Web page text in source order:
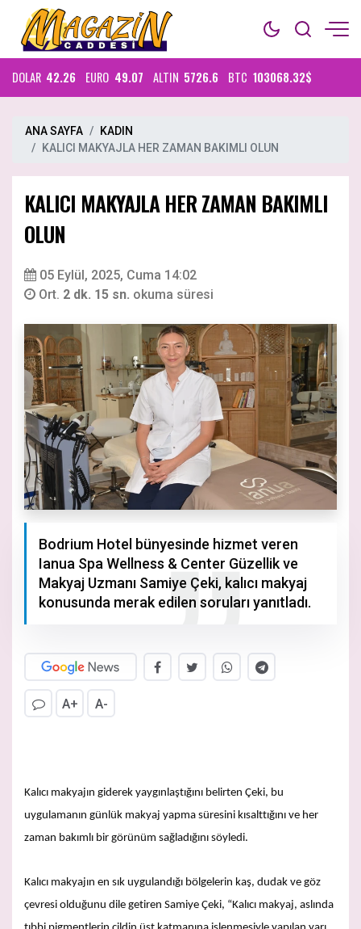
DOLAR 42.26 EURO 49.07 ALTIN 5726.6 BTC 103068.32$
ANA SAYFA
KADIN
KALICI MAKYAJLA HER ZAMAN BAKIMLI OLUN
KALICI MAKYAJLA HER ZAMAN BAKIMLI
OLUN
05 Eylül, 2025, Cuma 14:02
Ort. 2 dk. 15 sn. okuma süresi
Bodrium Hotel bünyesinde hizmet veren
Ianua Spa Wellness & Center Güzellik ve
Makyaj Uzmanı Samiye Çeki, kalıcı makyaj
konusunda merak edilen soruları yanıtladı.
A+ A-
Kalıcı makyajın giderek yaygınlaştığını belirten Çeki, bu
uygulamanın günlük makyaj yapma süresini kısalttığını ve her
zaman bakımlı bir görünüm sağladığını söyledi.
Kalıcı makyajın en sık uygulandığı bölgelerin kaş, dudak ve göz
çevresi olduğunu dile getiren Samiye Çeki, “Kalıcı makyaj, aslında